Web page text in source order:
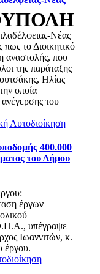
Νέας
το Διοικητικό
αναστολής, που
της παράταξης
Ηλίας
οποία
του
Αυτοδιοίκηση
400.000
του Δήμου
έργων
υπέγραψε
Ιωαννιτών, κ.
έργου.